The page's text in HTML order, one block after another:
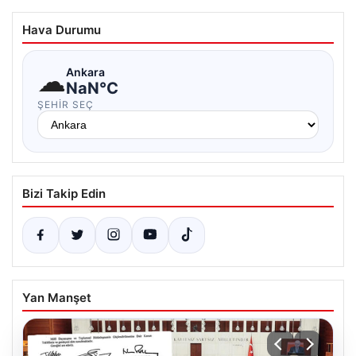
Hava Durumu
☁Ankara
NaN°C
ŞEHIR SEÇ
Bizi Takip Edin
Yan Manşet